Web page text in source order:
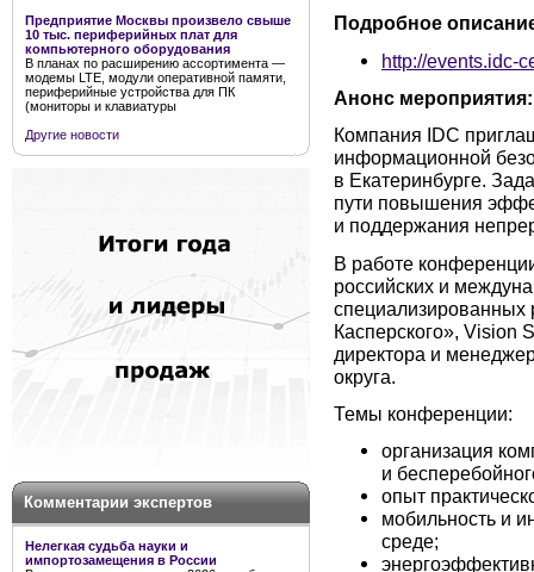
Предприятие Москвы произвело свыше
10 тыс. периферийных плат для
компьютерного оборудования
В планах по расширению ассортимента —
модемы LTE, модули оперативной памяти,
периферийные устройства для ПК
(мониторы и клавиатуры
Другие новости
Комментарии экспертов
Нелегкая судьба науки и
импортозамещения в России
Подробное
http://events.idc-
Анонс мероприятия:
Компания IDC
информационной
в Екатеринбурге.
пути повышения
и поддержания
В работе
российских и
Касперского», Vision
директора и
округа.
Темы конференции:
организация
и
опыт
мобильность и
среде;